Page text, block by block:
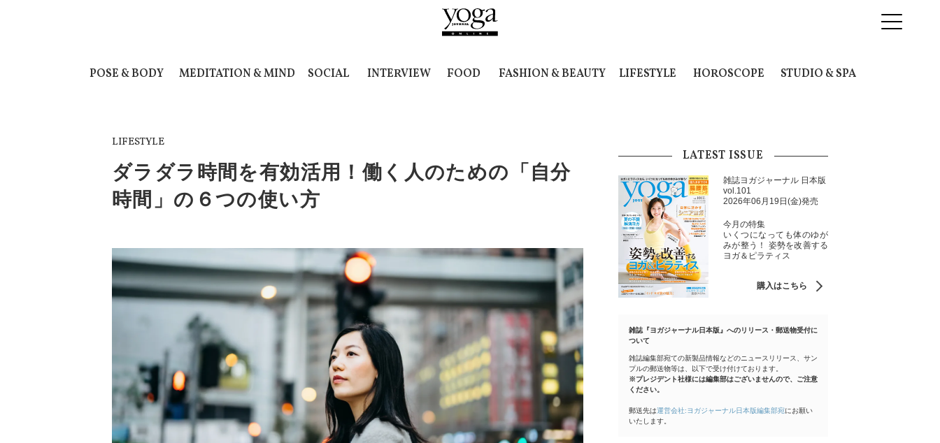
POSE & BODY MEDITATION & MIND SOCIAL INTERVIEW FOOD FASHION & BEAUTY LIFESTYLE HOROSCOPE STUDIO & SPA
LIFESTYLE
ダラダラ時間を有効活用！働く人のための「自分
時間」の６つの使い方
LATEST ISSUE
雑誌ヨガジャーナル 日本版
vol.101
2026年06月19日(金)発売
今月の特集
いくつになっても体のゆが
みが整う！ 姿勢を改善する
ヨガ＆ピラティス
購入はこちら
雑誌『ヨガジャーナル日本版』へのリリース・郵送物受付に
ついて
雑誌編集部宛ての新製品情報などのニュースリリース、サン
プルの郵送物等は、以下で受け付けております。
※プレジデント社様には編集部はございませんので、ご注意
ください。
郵送先は運営会社:ヨガジャーナル日本版編集部宛にお願い
いたします。